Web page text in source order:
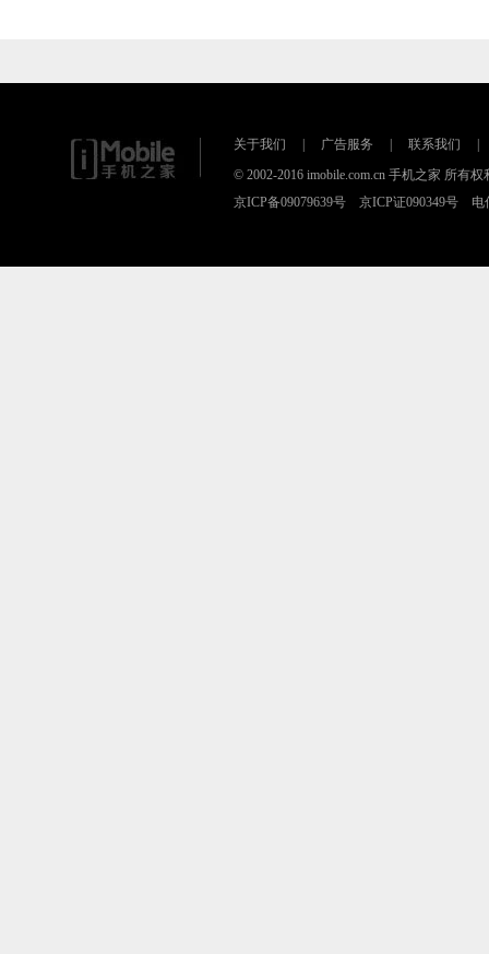
关于我们 广告服务 联系我们
© 2002-2016 imobile.com.cn 手机之家 所有权
京ICP备09079639号 京ICP证090349号 电